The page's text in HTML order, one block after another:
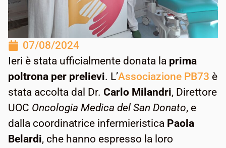
07/08/2024
Ieri è stata ufficialmente donata la prima
poltrona per prelievi. L’Associazione PB73 è
stata accolta dal Dr. Carlo Milandri, Direttore
UOC Oncologia Medica del San Donato, e
dalla coordinatrice infermieristica Paola
Belardi, che hanno espresso la loro